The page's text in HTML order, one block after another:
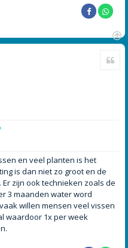
O
en veel planten is het
is dan niet zo groot en de
zijn ook technieken zoals de
3 maanden water word
willen mensen veel vissen
waardoor 1x per week